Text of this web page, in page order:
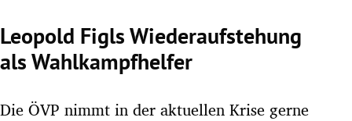
Untermenü
Untermenü
Untermenü
Leopold Figls Wiederaufstehung
als Wahlkampfhelfer
Die ÖVP nimmt in der aktuellen Krise gerne